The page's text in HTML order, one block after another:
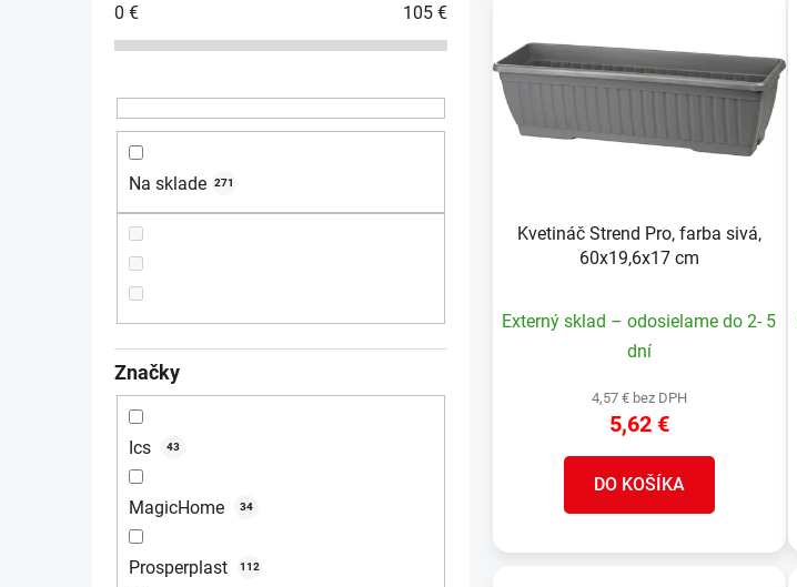
0 € 105 €
Na sklade 271
Značky
Ics 43
MagicHome 34
Prosperplast 112
i
o
Kvetináč Strend Pro, farba sivá,
60x19,6x17 cm
Externý sklad – odosielame do 2- 5
dní
4,57 € bez DPH
5,62 €
DO KOŠÍKA